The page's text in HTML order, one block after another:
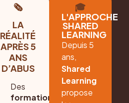
🗞
LA
RÉALITÉ
APRÈS 5
ANS
D’ABUS
Des
formations
🎓
L'APPROCHE
SHARED
LEARNING
Depuis 5
ans,
Shared
Learning
propose